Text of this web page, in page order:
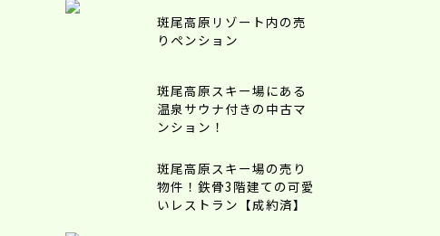
斑尾高原リゾート内の売
りペンション
斑尾高原スキー場にある
温泉サウナ付きの中古マ
ンション！
斑尾高原スキー場の売り
物件！鉄骨3階建ての可愛
いレストラン【成約済】